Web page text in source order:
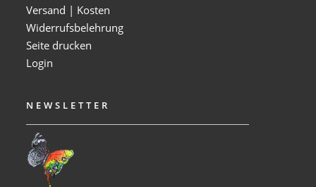
Versand | Kosten
Widerrufsbelehrung
Seite drucken
Login
NEWSLETTER